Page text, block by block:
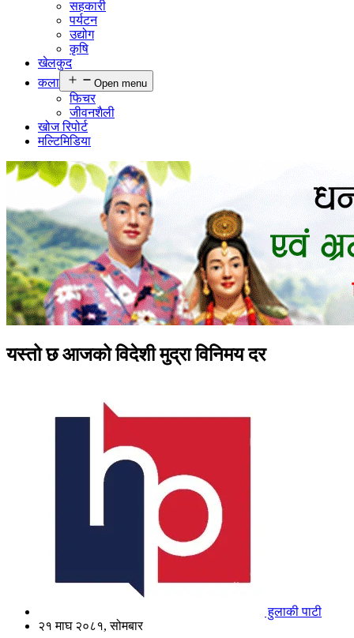
सहकारी
पर्यटन
उद्योग
कृषि
खेलकुद
कला
Open menu
फिचर
जीवनशैली
खोज रिपोर्ट
मल्टिमिडिया
यस्तो छ आजको विदेशी मुद्रा विनिमय दर
हुलाकी पाटी
२१ माघ २०८१, सोमबार